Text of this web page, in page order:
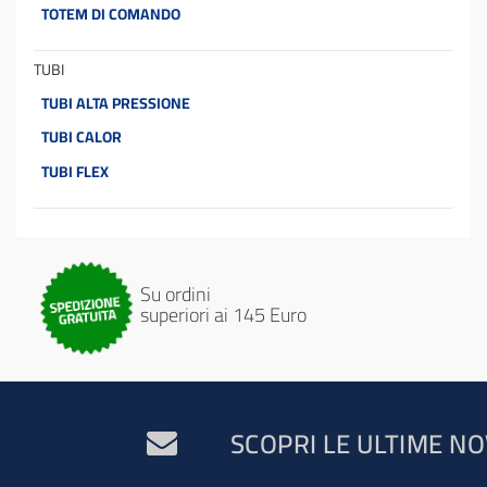
TOTEM DI COMANDO
TUBI
TUBI ALTA PRESSIONE
TUBI CALOR
TUBI FLEX
Su ordini
superiori ai 145 Euro
SCOPRI LE ULTIME